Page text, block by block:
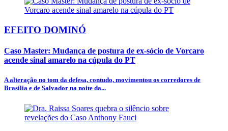
EFEITO DOMINÓ
Caso Master: Mudança de postura de ex-sócio de Vorcaro
acende sinal amarelo na cúpula do PT
A alteração no tom da defesa, contudo, movimentou os corredores de
Brasília e de Salvador na noite da...